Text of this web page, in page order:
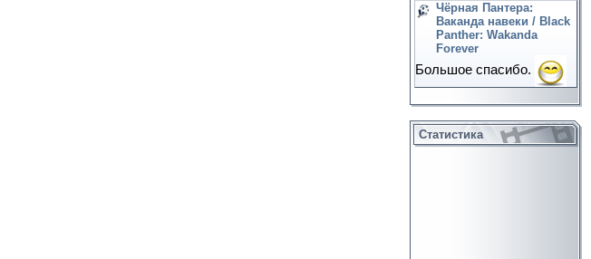
Чёрная Пантера:
Ваканда навеки / Black
Panther: Wakanda
Forever
Большое спасибо.
Статистика